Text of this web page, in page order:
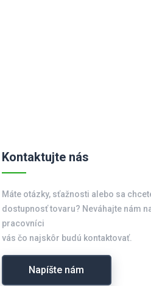
Kontaktujte nás
Máte otázky, sťažnosti alebo sa
dostupnosť tovaru? Neváhajte nám
pracovníci
vás čo najskôr budú kontaktovať.
Napíšte nám